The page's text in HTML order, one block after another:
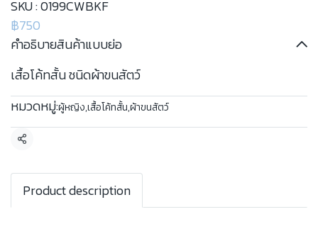
SKU : 0199CWBKF
฿750
คำอธิบายสินค้าแบบย่อ
เสื้อโค้ทสั้น ชนิดผ้าขนสัตว์
หมวดหมู่:ผู้หญิง,เสื้อโค้ทสั้น,ผ้าขนสัตว์
แชร์
Product description